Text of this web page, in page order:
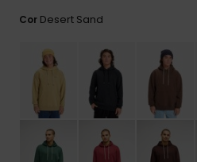
Cor Desert Sand